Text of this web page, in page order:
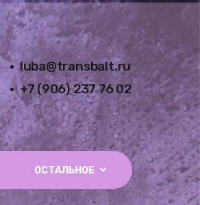
luba@transbalt.ru
+7 (906) 237 76 02
ОСТАЛЬНОЕ